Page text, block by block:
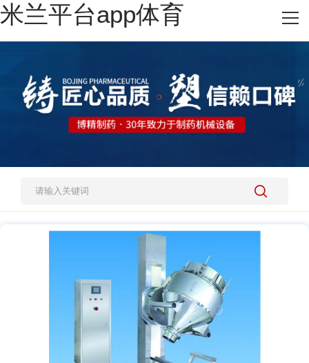
米兰平台app体育
网站米兰平台app体育
施工案例
人才招聘
米兰平台app体育-官方版